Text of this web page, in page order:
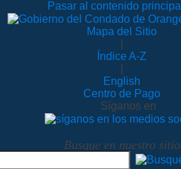
Pasar al contenido principal
Mapa del Sitio
Índice A-Z
English
Centro de Pago
Síganos en
Busque en nuestro sitio